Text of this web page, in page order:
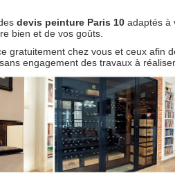
devis peinture Paris 10 adaptés à
bien et de vos goûts.
gratuitement chez vous et ceux afin
engagement des travaux à